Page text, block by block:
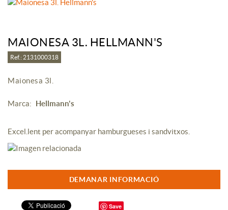
MAIONESA 3L. HELLMANN'S
Ref.: 2131000318
Maionesa 3l.
Marca: Hellmann's
Excel.lent per acompanyar hamburgueses i sandvitxos.
DEMANAR INFORMACIÓ
Save